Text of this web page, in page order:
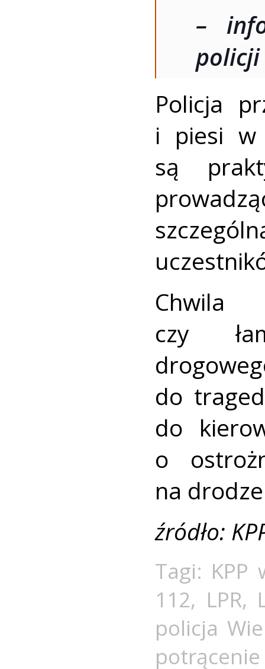
–
policji
Policja
i piesi w
są
Chwila
czy
do
do
o
na
źródło:
Tagi: KPP
112, LPR,
policja